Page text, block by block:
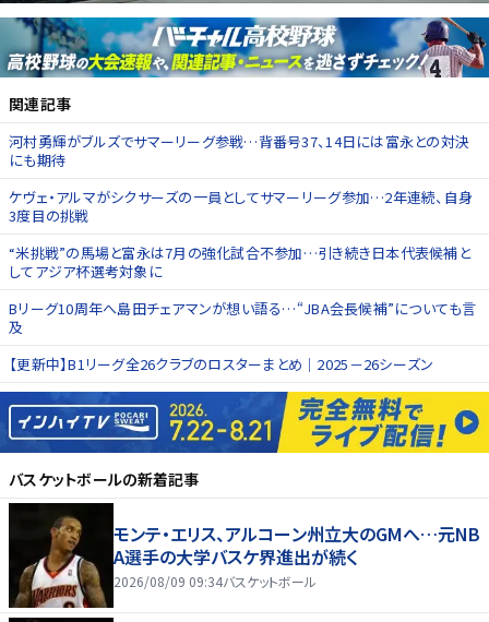
関連記事
河村勇輝がブルズでサマーリーグ参戦…背番号37、14日には富永との対決
にも期待
ケヴェ・アルマがシクサーズの一員としてサマーリーグ参加…2年連続、自身
3度目の挑戦
“米挑戦”の馬場と富永は7月の強化試合不参加…引き続き日本代表候補と
してアジア杯選考対象に
Bリーグ10周年へ島田チェアマンが想い語る…“JBA会長候補”についても言
及
【更新中】B1リーグ全26クラブのロスターまとめ｜2025－26シーズン
バスケットボールの新着記事
モンテ・エリス、アルコーン州立大のGMへ…元NB
A選手の大学バスケ界進出が続く
2026/08/09 09:34バスケットボール